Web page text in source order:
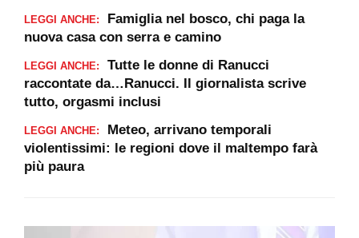
LEGGI ANCHE:
Famiglia nel bosco, chi paga la
nuova casa con serra e camino
LEGGI ANCHE:
Tutte le donne di Ranucci
raccontate da…Ranucci. Il giornalista scrive
tutto, orgasmi inclusi
LEGGI ANCHE:
Meteo, arrivano temporali
violentissimi: le regioni dove il maltempo farà
più paura